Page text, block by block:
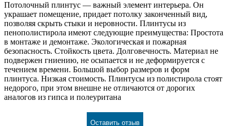
Потолочный плинтус — важный элемент интерьера. Он
украшает помещение, придает потолку законченный вид,
позволяя скрыть стыки и неровности. Плинтусы из
пенополистирола имеют следующие преимущества: Простота
в монтаже и демонтаже. Экологическая и пожарная
безопасность. Стойкость цвета. Долговечность. Материал не
подвержен гниению, не осыпается и не деформируется с
течением времени. Большой выбор размеров и форм
плинтуса. Низкая стоимость. Плинтусы из полистирола стоят
недорого, при этом внешне не отличаются от дорогих
аналогов из гипса и полеуритана
Оставить отзыв